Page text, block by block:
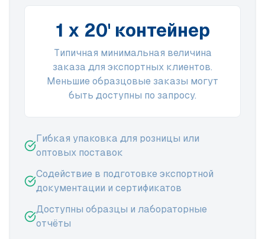
1 x 20' контейнер
Типичная минимальная величина
заказа для экспортных клиентов.
Меньшие образцовые заказы могут
быть доступны по запросу.
Гибкая упаковка для розницы или
оптовых поставок
Содействие в подготовке экспортной
документации и сертификатов
Доступны образцы и лабораторные
отчёты